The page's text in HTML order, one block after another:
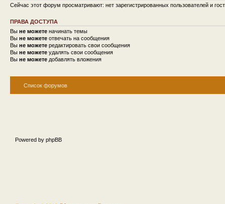
Сейчас этот форум просматривают: нет зарегистрированных пользователей и
ПРАВА ДОСТУПА
Вы не можете начинать темы
Вы не можете отвечать на сообщения
Вы не можете редактировать свои сообщения
Вы не можете удалять свои сообщения
Вы не можете добавлять вложения
Список форумов
Powered by phpBB